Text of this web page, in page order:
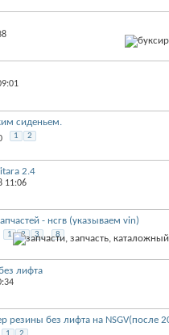
сиденьем.
1 2
2.4
11:06
- нсгв (указываем vin)
1 2 3 ... 8
лифта
резины без лифта на NSGV(после